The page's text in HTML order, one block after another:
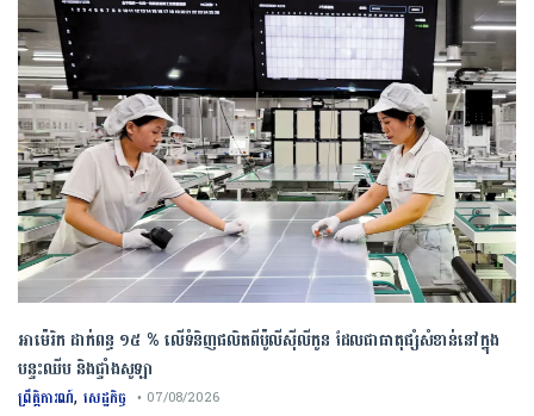
អាម៉េរិក ដាក់ពន្ធ ១៥ % លើទំនិញផលិតពីប៉ូលីស៊ីលីកូន ដែលជាធាតុផ្សំសំខាន់នៅក្នុង
បន្ទះឈីប និងផ្ទាំងសូឡា
ព្រឹត្តិការណ៍, សេដ្ឋកិច្ច • 07/08/2026